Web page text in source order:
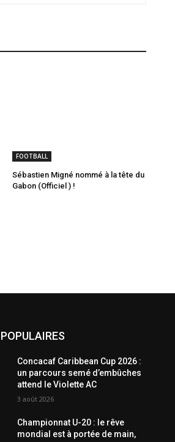
FOOTBALL
Sébastien Migné nommé à la tête du
Gabon (Officiel ) !
Concacaf Caribbean Cup 2026 :
un parcours semé d’embûches
attend le Violette AC
3 août 2026
Championnat U-20 : le rêve
mondial est à portée de main,